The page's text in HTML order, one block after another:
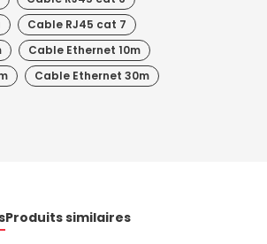
Cable RJ45 cat 7
Cable Ethernet 10m
Cable Ethernet 30m
Produits similaires